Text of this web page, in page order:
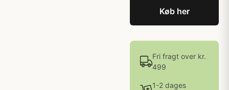
Køb her
Fri fragt over kr.
499
1-2 dages